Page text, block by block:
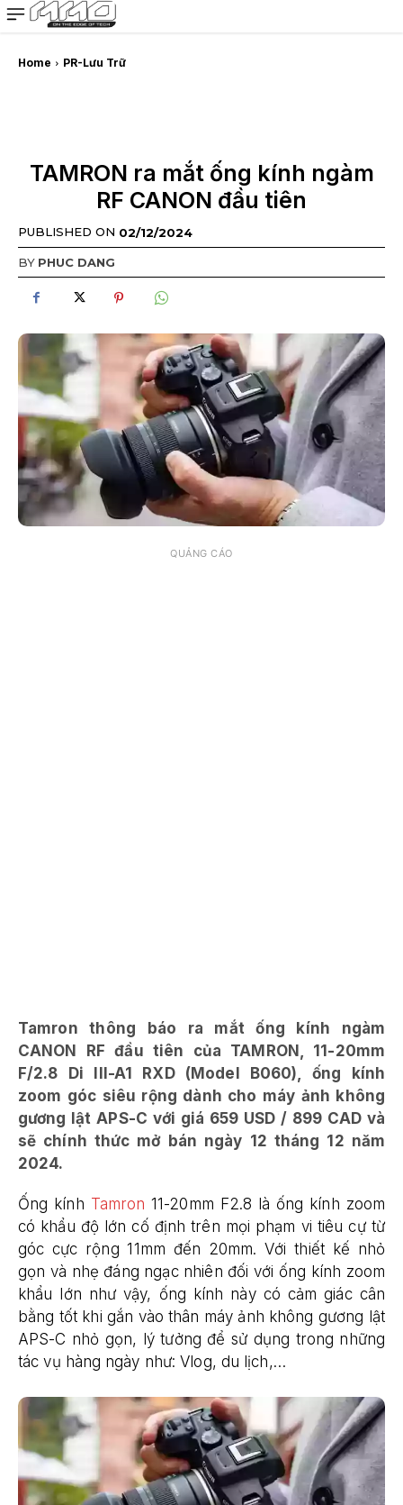
MMOSITE - Thông tin công nghệ
Bài viết nổi bật
Home PR-Lưu Trữ
TAMRON ra mắt ống kính ngàm
RF CANON đầu tiên
PUBLISHED ON 02/12/2024
BY PHUC DANG
QUẢNG CÁO
Tamron thông báo ra mắt ống kính ngàm
CANON RF đầu tiên của TAMRON, 11-20mm
F/2.8 Di III-A1 RXD (Model B060), ống kính
zoom góc siêu rộng dành cho máy ảnh không
gương lật APS-C với giá 659 USD / 899 CAD và
sẽ chính thức mở bán ngày 12 tháng 12 năm
2024.
Ống kính Tamron 11-20mm F2.8 là ống kính zoom
có khẩu độ lớn cố định trên mọi phạm vi tiêu cự từ
góc cực rộng 11mm đến 20mm. Với thiết kế nhỏ
gọn và nhẹ đáng ngạc nhiên đối với ống kính zoom
khẩu lớn như vậy, ống kính này có cảm giác cân
bằng tốt khi gắn vào thân máy ảnh không gương lật
APS-C nhỏ gọn, lý tưởng để sử dụng trong những
tác vụ hàng ngày như: Vlog, du lịch,…